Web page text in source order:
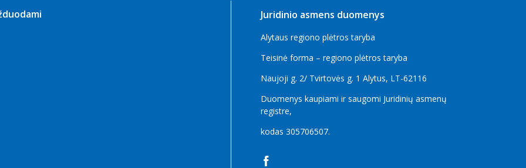
Juridinio asmens duomenys
Alytaus regiono plėtros taryba
Teisinė forma – regiono plėtros taryba
Naujoji g. 2/ Tvirtovės g. 1 Alytus, LT-62116
Duomenys kaupiami ir saugomi Juridinių asmenų
registre,
kodas 305706507.